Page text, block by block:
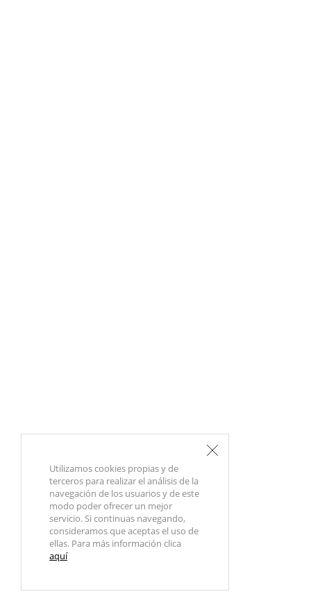
Utilizamos cookies propias y de
terceros para realizar el análisis de la
navegación de los usuarios y de este
modo poder ofrecer un mejor
servicio. Si continuas navegando,
consideramos que aceptas el uso de
ellas. Para más información clica
aquí